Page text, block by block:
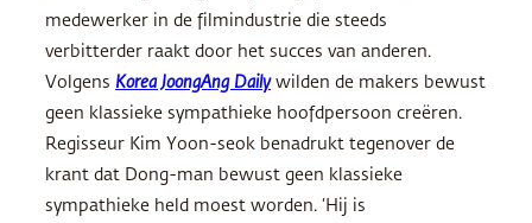
medewerker in de filmindustrie die steeds
verbitterder raakt door het succes van anderen.
Volgens Korea JoongAng Dailywilden de makers bewust
geen klassieke sympathieke hoofdpersoon creëren.
Regisseur Kim Yoon-seok benadrukt tegenover de
krant dat Dong-man bewust geen klassieke
sympathieke held moest worden. ‘Hij is